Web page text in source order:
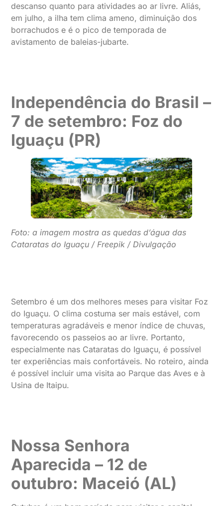
descanso quanto para atividades ao ar livre. Aliás,
em julho, a ilha tem clima ameno, diminuição dos
borrachudos e é o pico de temporada de
avistamento de baleias-jubarte.
Independência do Brasil –
7 de setembro: Foz do
Iguaçu (PR)
Foto: a imagem mostra as quedas d’água das
Cataratas do Iguaçu / Freepik / Divulgação
Setembro é um dos melhores meses para visitar Foz
do Iguaçu. O clima costuma ser mais estável, com
temperaturas agradáveis e menor índice de chuvas,
favorecendo os passeios ao ar livre. Portanto,
especialmente nas Cataratas do Iguaçu, é possível
ter experiências mais confortáveis. No roteiro, ainda
é possível incluir uma visita ao Parque das Aves e à
Usina de Itaipu.
Nossa Senhora
Aparecida – 12 de
outubro: Maceió (AL)